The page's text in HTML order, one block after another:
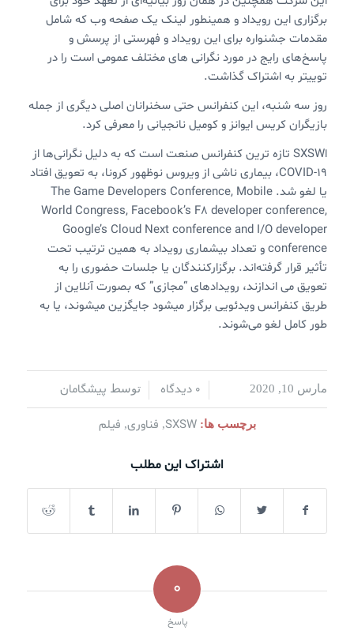
برگزاری این رویداد و همینطور لینک یک صفحه وب که شامل
مقدمات جشنواره برای این رویداد و فهرستی از پرسش و
پاسخ‌های رایج در مورد نگرانی های مختلف عمومی است را در
توییتر به اشتراک گذاشت.
روز سه شنبه، این کنفرانس حتی سخنرانان اصلی دیگری از جمله
بازیگران کریس ایوانز و کومیل نانجیانی را معرفی کرد.
اSXSW تازه ترین کنفرانس صنعت است که به دلیل نگرانی‌ها از
COVID-19، بیماری ناشی از ویروس نوظهور کرونا، به تعویق افتاد
یا لغو شد. The Game Developers Conference, Mobile
World Congress, Facebook’s F8 developer conference,
Google’s Cloud Next conference and I/O developer
conference و تعداد بیشماری رویداد به همین ترتیب تحت
تأثیر قرار گرفته‌اند. برگزارکنندگان یا جلسات حضوری را به
تعویق می اندازند، رویدادهای “مجازی” که بصورت آنلاین از
طریق کنفرانس ویدئویی برگزار میشود جایگزین میشوند، یا به
طور کامل لغو می‌شوند.
مارس 10, 2020 / 0 دیدگاه
/ توسط پیشگامان
برچسب ها: SXSW
, فناوری, فیلم
اشتراک این مطلب
0
پاسخ